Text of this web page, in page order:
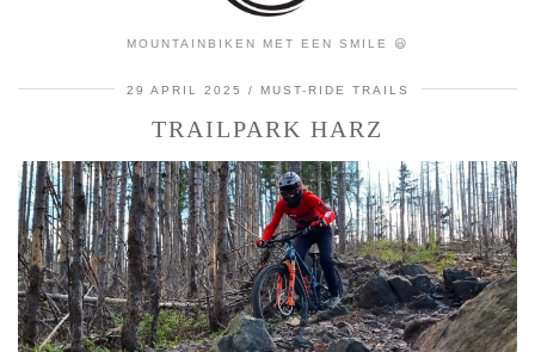
MOUNTAINBIKEN MET EEN SMILE 😃
29 APRIL 2025 MUST-RIDE TRAILS
TRAILPARK HARZ